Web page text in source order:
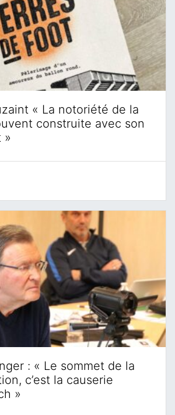
« La notoriété de la
construite avec son
»
: « Le sommet de la
c’est la causerie
»